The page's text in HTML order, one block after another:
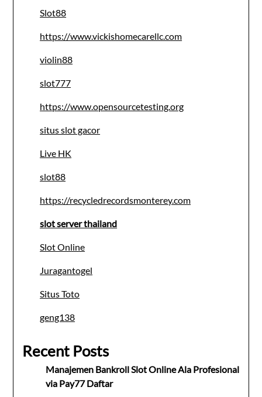
Slot88
https://www.vickishomecarellc.com
violin88
slot777
https://www.opensourcetesting.org
situs slot gacor
Live HK
slot88
https://recycledrecordsmonterey.com
slot server thailand
Slot Online
Juragantogel
Situs Toto
geng138
Recent Posts
Manajemen Bankroll Slot Online Ala Profesional
via Pay77 Daftar